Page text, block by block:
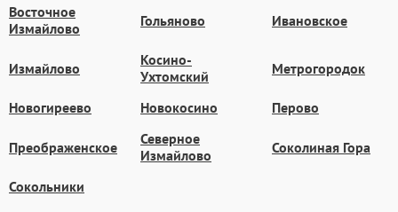
Восточное
Измайлово
Гольяново Ивановское
Измайлово
Косино-
Ухтомский
Метрогородок
Новогиреево Новокосино Перово
Преображенское
Северное
Измайлово
Соколиная Гора
Сокольники